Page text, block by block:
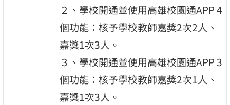
２、學校開通並使用高雄校園通APP 4
個功能：核予學校教師嘉獎2次2人、
嘉獎1次3人。
３、學校開通並使用高雄校園通APP 3
個功能：核予學校教師嘉獎2次1人、
嘉獎1次3人。